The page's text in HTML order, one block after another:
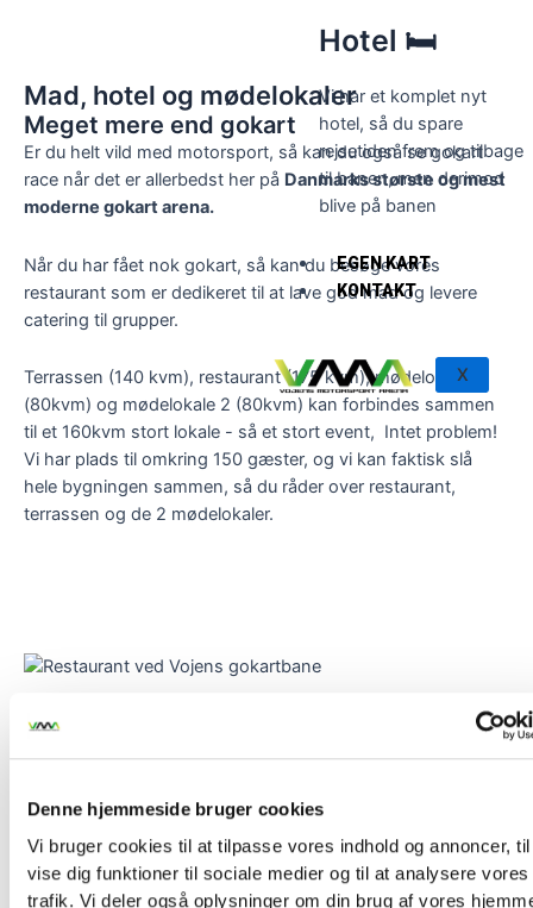
Denne hjemmeside bruger cookies
Vi bruger cookies til at tilpasse vores indhold og annoncer,
vise dig funktioner til sociale medier og til at analysere vores
trafik. Vi deler også oplysninger om din brug af vores
Hotel 🛏️
Vi har et komplet nyt
hotel, så du spare
rejsetiden frem og tilbage
til banen, men derimod
blive på banen
EGEN KART
KONTAKT
X
Mad, hotel og mødelokaler
Meget mere end gokart
Er du helt vild med motorsport, så kan du også se gokart
race når det er allerbedst her på Danmarks største og mest
moderne gokart arena.
Når du har fået nok gokart, så kan du besøge vores
restaurant som er dedikeret til at lave god mad og levere
catering til grupper.
Terrassen (140 kvm), restaurant (175 kvm), mødelokale 1
(80kvm) og mødelokale 2 (80kvm) kan forbindes sammen
til et 160kvm stort lokale - så et stort event, Intet problem!
Vi har plads til omkring 150 gæster, og vi kan faktisk slå
hele bygningen sammen, så du råder over restaurant,
terrassen og de 2 mødelokaler.
Danmarks største og mest moderne gokart arena.